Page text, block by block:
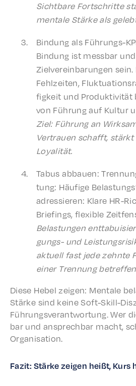
Sicht­bare Fortschritte
mentale Stärke als
Bindung als Führungs-
Bindung ist mess­bar
Zielvere­in­barun­gen
Fehlzeit­en,
figkeit und Produk­tiv­ität
von Führung auf Kultur
Ziel: Führung an
Vertrauen schafft,
Loyalität.
Tabus abbauen:
tung: Häufige
adressieren: Klare HR-
Brief­in­gs, flex­i­ble
Belas­tun­gen
gungs- und
aktuell fast jede zehnte
einer Tren­nung
Diese Hebel zeigen: Mentale
Stärke sind keine Soft-Skill-
Führungsver­ant­wor­tung. Wer
bar und ansprech­bar macht,
Organisation.
Fazit: Stärke zeigen heißt, Kurs